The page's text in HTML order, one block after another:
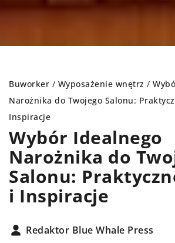
Buworker / Wyposażenie wnętrz /
Narożnika do Twojego Salonu:
Inspiracje
Wybór Idealnego
Narożnika do
Salonu:
i Inspiracje
Redaktor Blue Whale Press